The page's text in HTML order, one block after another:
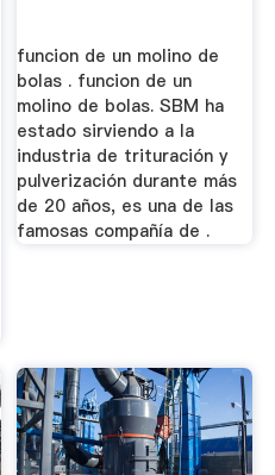
funcion de un molino de
bolas . funcion de un
molino de bolas. SBM ha
estado sirviendo a la
industria de trituración y
pulverización durante más
de 20 años, es una de las
famosas compañía de .